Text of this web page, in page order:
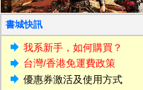
書城快訊
我系新手，如何購買？
台灣/香港免運費政策
優惠券激活及使用方式